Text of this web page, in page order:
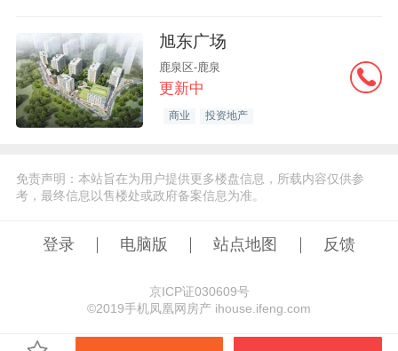
旭东广场
鹿泉区-鹿泉
更新中
商业 投资地产
免责声明：本站旨在为用户提供更多楼盘信息，所载内容仅供参
考，最终信息以售楼处或政府备案信息为准。
登录 电脑版 站点地图 反馈
京ICP证030609号
©️2019手机凤凰网房产 ihouse.ifeng.com